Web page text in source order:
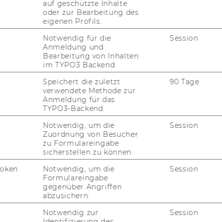
are fur­ther clas­si­fied in ma­te­ri­al
per­so­nal ac­counts are clas­si­fied in
pa­ya­bles and em­ployee.
(Part 3) Ex­er­ci­s­es List
auf geschützte Inhalte
oder zur Bearbeitung des
eigenen Profils.
Notwendig für die
Anmeldung und
Bearbeitung von Inhalten
im TYPO3 Backend.
Session
Speichert die zuletzt
verwendete Methode zur
Anmeldung für das
TYPO3-Backend.
90 Tage
Notwendig, um die
Zuordnung von Besucher
zu Formulareingabe
sicherstellen zu können.
Session
Notwendig, um die
Formulareingabe
gegenüber Angriffen
abzusichern.
Session
Notwendig zur
Session